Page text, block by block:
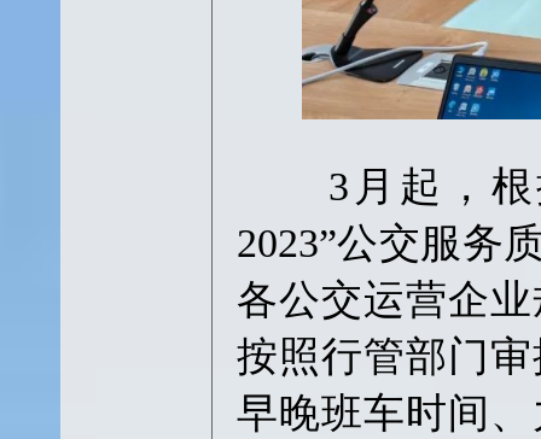
3月起，根
2023”公交服务
各公交运营企
按照行管部门
早晚班车时间